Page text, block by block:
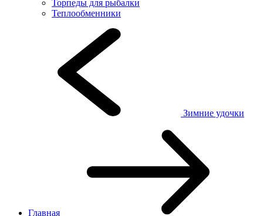
Торпеды для рыбалки
Теплообменники
Зимние удочки
Главная